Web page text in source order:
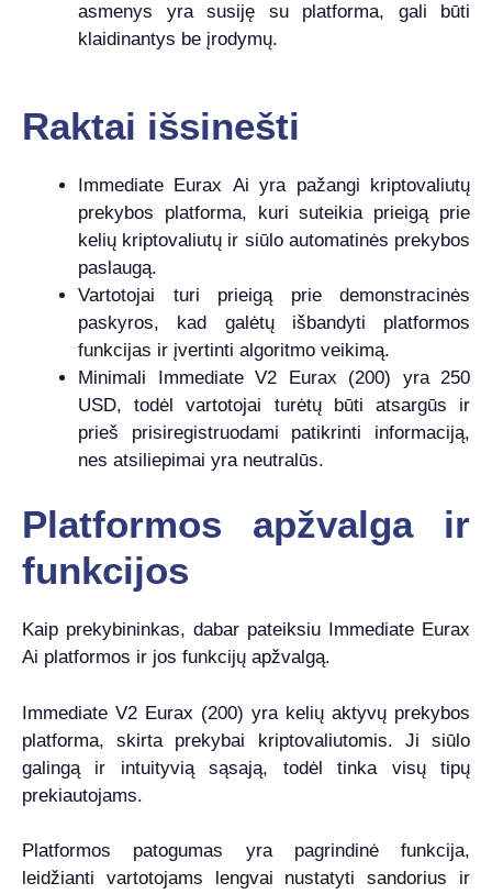
asmenys yra susiję su platforma, gali būti
klaidinantys be įrodymų.
Raktai išsinešti
Immediate Eurax Ai yra pažangi kriptovaliutų
prekybos platforma, kuri suteikia prieigą prie
kelių kriptovaliutų ir siūlo automatinės prekybos
paslaugą.
Vartotojai turi prieigą prie demonstracinės
paskyros, kad galėtų išbandyti platformos
funkcijas ir įvertinti algoritmo veikimą.
Minimali Immediate V2 Eurax (200) yra 250
USD, todėl vartotojai turėtų būti atsargūs ir
prieš prisiregistruodami patikrinti informaciją,
nes atsiliepimai yra neutralūs.
Platformos apžvalga ir
funkcijos
Kaip prekybininkas, dabar pateiksiu Immediate Eurax
Ai platformos ir jos funkcijų apžvalgą.
Immediate V2 Eurax (200) yra kelių aktyvų prekybos
platforma, skirta prekybai kriptovaliutomis. Ji siūlo
galingą ir intuityvią sąsają, todėl tinka visų tipų
prekiautojams.
Platformos patogumas yra pagrindinė funkcija,
leidžianti vartotojams lengvai nustatyti sandorius ir